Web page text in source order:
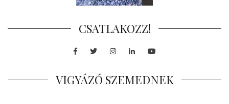
CSATLAKOZZ!
Facebook
TwitterInstagram
LinkedInYoutube
VIGYÁZÓ SZEMEDNEK